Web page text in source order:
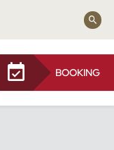
BOOKING